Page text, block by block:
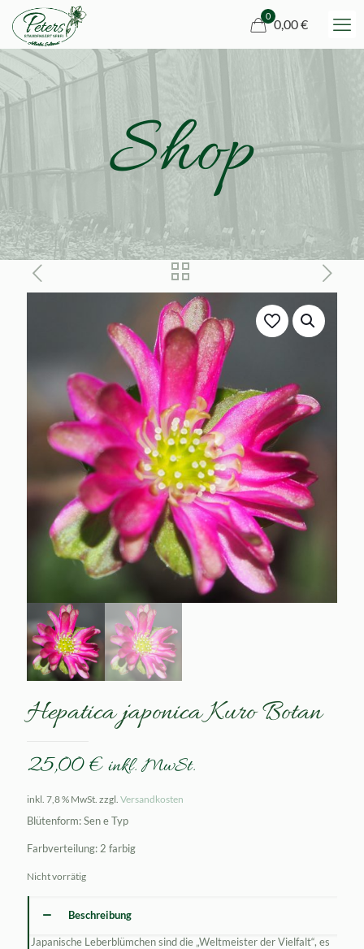
0
0,00 €
Shop
Hepatica japonica Kuro Botan
25,00€ inkl. MwSt.
inkl. 7,8 % MwSt. zzgl. Versandkosten
Blütenform: Sen e Typ
Farbverteilung: 2 farbig
Nicht vorrätig
Beschreibung
Japanische Leberblümchen sind die „Weltmeister der Vielfalt“, es